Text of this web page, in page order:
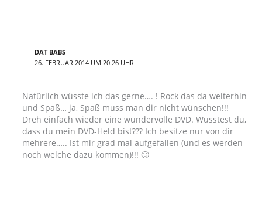
DAT BABS
26. FEBRUAR 2014 UM 20:26 UHR
Natürlich wüsste ich das gerne…. ! Rock das da weiterhin
und Spaß… ja, Spaß muss man dir nicht wünschen!!!
Dreh einfach wieder eine wundervolle DVD. Wusstest du,
dass du mein DVD-Held bist??? Ich besitze nur von dir
mehrere….. Ist mir grad mal aufgefallen (und es werden
noch welche dazu kommen)!!! 🙂